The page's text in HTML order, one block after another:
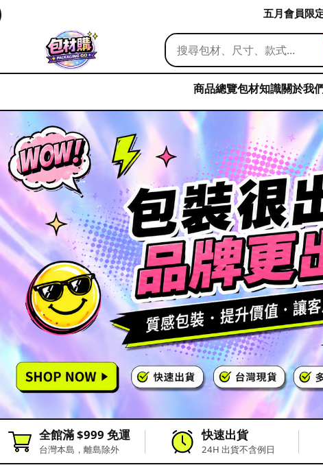
五月會員限
商品總覽包材知識關於我
全館滿 $999 免運
台灣本島，離島除外
快速出貨
24H 出貨不含例日